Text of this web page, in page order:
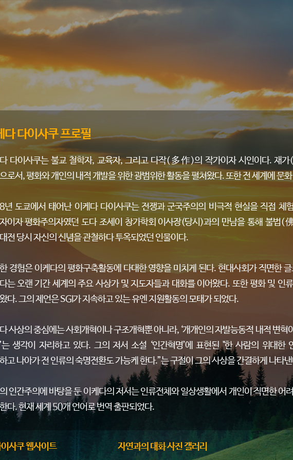
다 다이사쿠 프로필
다이사쿠는 불교 철학자, 교육자, 그리고 다작(多作)의 작가이자 시인이다. 재
로서, 평화와 개인의 내적 개발을 위한 광범위한 활동을 펼쳐왔다. 또한 전 세계에 문
년 도쿄에서 태어난 이케다 다이사쿠는 전쟁과 군국주의의 비극적 현실을 직접 체
이자 평화주의자였던 도다 조세이 창가학회 이사장(당시)과의 만남을 통해 불법(
전 당시 자신의 신념을 관철하다 투옥되었던 인물이다.
경험은 이케다의 평화구축활동에 다대한 영향을 미치게 된다. 현대사회가 직면한
는 오랜 기간 세계의 주요 사상가 및 지도자들과 대화를 이어왔다. 또한 평화 및 인
다. 그의 제언은 SGI가 지속하고 있는 유엔 지원활동의 모태가 되었다.
사상의 중심에는 사회개혁이나 구조개혁뿐 아니라, ‘개개인의 자발능동적 내적 변
는 생각이 자리하고 있다. 그의 저서 소설 ‘인간혁명’에 표현된 "한 사람의 위대한
고 나아가 전 인류의 숙명전환도 가능케 한다.”는 구절이 그의 사상을 간결하게 나타
인간주의에 바탕을 둔 이케다의 저서는 인류전체와 일상생활에서 개인이 직면한 어
다. 현재 세계 50개 언어로 번역 출판되었다.
사쿠 웹사이트 자연과의 대화 사진 갤러리